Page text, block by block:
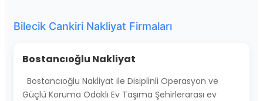
Bilecik Cankiri Nakliyat Firmaları
Bostancıoğlu Nakliyat
Bostancıoğlu Nakliyat ile Disiplinli Operasyon ve
Güçlü Koruma Odaklı Ev Taşıma Şehirlerarası ev